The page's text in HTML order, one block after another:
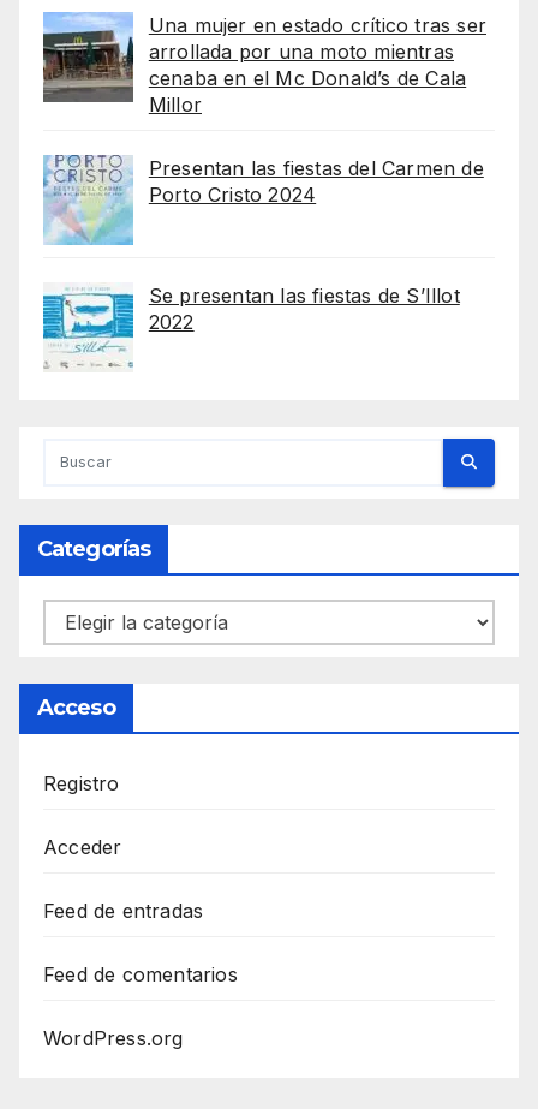
Una mujer en estado crítico tras ser
arrollada por una moto mientras
cenaba en el Mc Donald’s de Cala
Millor
Presentan las fiestas del Carmen de
Porto Cristo 2024
Se presentan las fiestas de S’Illot
2022
Categorías
Categorías
Acceso
Registro
Acceder
Feed de entradas
Feed de comentarios
WordPress.org